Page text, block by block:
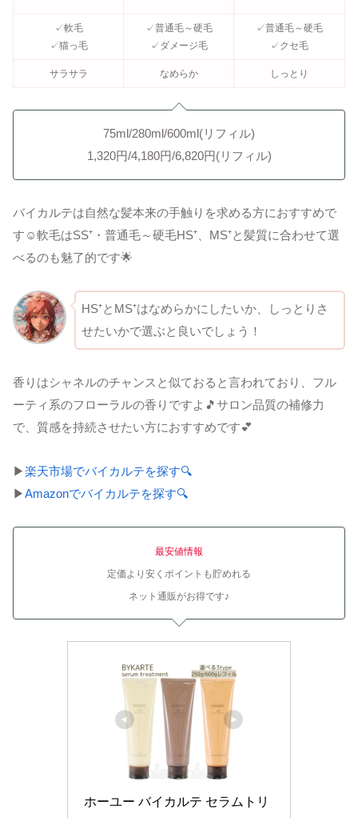
✓軟毛
✓猫っ毛
✓普通毛～硬毛
✓ダメージ毛
✓普通毛～硬毛
✓クセ毛
サラサラ なめらか しっとり
75ml/280ml/600ml(リフィル)
1,320円/4,180円/6,820円(リフィル)
バイカルテは自然な髪本来の手触りを求める方におすすめで
す☺軟毛はSS⁺・普通毛～硬毛HS⁺、MS⁺と髪質に合わせて選
べるのも魅了的です🌟
HS⁺とMS⁺はなめらかにしたいか、しっとりさ
せたいかで選ぶと良いでしょう！
香りはシャネルのチャンスと似ておると言われており、フル
ーティ系のフローラルの香りですよ🎵サロン品質の補修力
で、質感を持続させたい方におすすめです💕
▶楽天市場でバイカルテを探す🔍
▶Amazonでバイカルテを探す🔍
最安値情報
定価より安くポイントも貯めれる
ネット通販がお得です♪
ホーユー バイカルテ セラムトリ